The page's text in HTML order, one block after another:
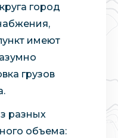
город
имеют
грузов
разных
объема: